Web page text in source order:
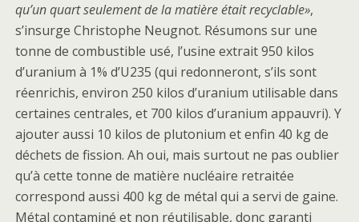
qu’un quart seulement de la matière était recyclable»,
s’insurge Christophe Neugnot. Résumons sur une
tonne de combustible usé, l’usine extrait 950 kilos
d’uranium à 1% d’U235 (qui redonneront, s’ils sont
réenrichis, environ 250 kilos d’uranium utilisable dans
certaines centrales, et 700 kilos d’uranium appauvri). Y
ajouter aussi 10 kilos de plutonium et enfin 40 kg de
déchets de fission. Ah oui, mais surtout ne pas oublier
qu’à cette tonne de matière nucléaire retraitée
correspond aussi 400 kg de métal qui a servi de gaine.
Métal contaminé et non réutilisable, donc garanti